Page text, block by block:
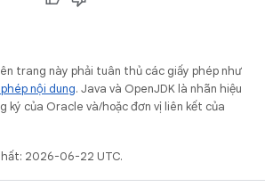
trang này phải tuân thủ các giấy phép như
nội dung. Java và OpenJDK là nhãn hiệu
ký của Oracle và/hoặc đơn vị liên kết của
2026-06-22 UTC.